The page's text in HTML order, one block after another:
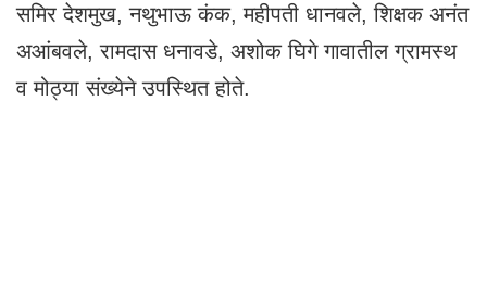
समिर देशमुख, नथुभाऊ कंक, महीपती धानवले, शिक्षक अनंत
अआंबवले, रामदास धनावडे, अशोक घिगे गावातील ग्रामस्थ
व मोठ्या संख्येने उपस्थित होते.